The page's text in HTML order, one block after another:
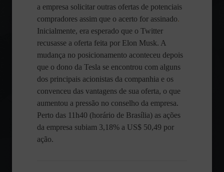
a empresa solicitar outras ofertas de potenciais
compradores assim que o acerto for assinado.
Inicialmente, era esperado que o Twitter
recusasse a oferta feita por Elon Musk. A
mudança no posicionamento aconteceu depois
que o dono da Tesla se encontrou com alguns
dos principais acionistas da companhia e os
convenceu das vantagens de sua oferta, o que
aumentou a pressão no conselho da empresa.
Perto das 11h40 (horário de Brasília) as ações
da empresa subiam 3,18% a US$ 50,49 por
ação.